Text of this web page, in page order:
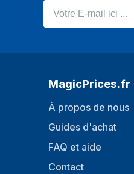
Contenu de l'emballage
Manuel d'utilisation
MagicPrices.fr
À propos de nous
Guides d'achat
FAQ et aide
Contact